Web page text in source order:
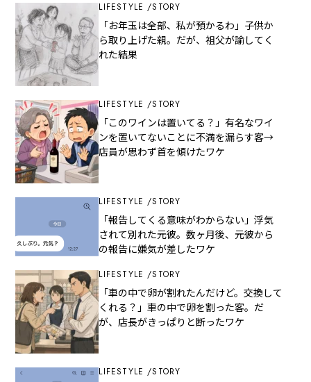
LIFESTYLE STORY
「お年玉は全部、私が預かるわ」子供か
ら取り上げた親。だが、祖父が諭してく
れた結果
LIFESTYLE STORY
「このワインは置いてる？」有名なワイ
ンを置いてないことに不満を漏らす客→
店員が思わず首を傾けたワケ
LIFESTYLE STORY
「報告してくる意味がわからない」浮気
されて別れた元彼。数ヶ月後、元彼から
の報告に嫌気が差したワケ
LIFESTYLE STORY
「車の中で卵が割れたんだけど。交換して
くれる？」車の中で卵を割った客。だ
が、店長がきっぱりと断ったワケ
LIFESTYLE STORY